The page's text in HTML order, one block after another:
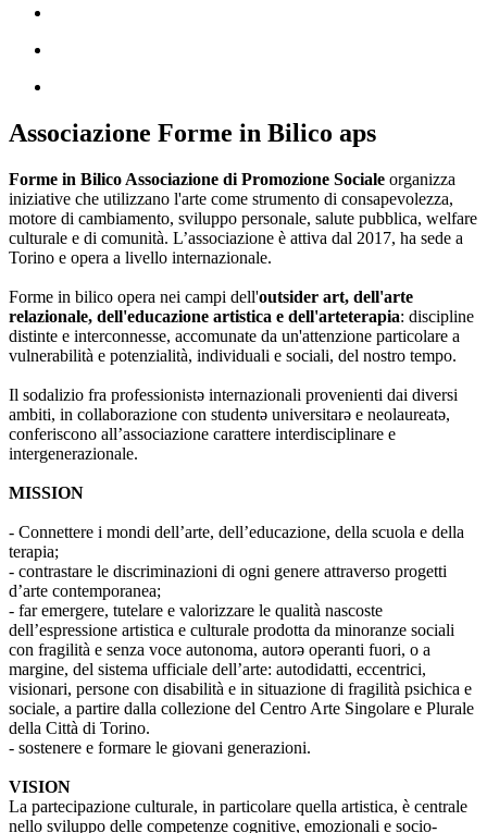
Associazione Forme in Bilico aps
Forme in Bilico Associazione di Promozione Sociale organizza
iniziative che utilizzano l'arte come strumento di consapevolezza,
motore di cambiamento, sviluppo personale, salute pubblica, welfare
culturale e di comunità. L’associazione è attiva dal 2017, ha sede a
Torino e opera a livello internazionale.
Forme in bilico opera nei campi dell'outsider art, dell'arte
relazionale, dell'educazione artistica e dell'arteterapia: discipline
distinte e interconnesse, accomunate da un'attenzione particolare a
vulnerabilità e potenzialità, individuali e sociali, del nostro tempo.
Il sodalizio fra professionistə internazionali provenienti dai diversi
ambiti, in collaborazione con studentə universitarə e neolaureatə,
conferiscono all’associazione carattere interdisciplinare e
intergenerazionale.
MISSION
- Connettere i mondi dell’arte, dell’educazione, della scuola e della
terapia;
- contrastare le discriminazioni di ogni genere attraverso progetti
d’arte contemporanea;
- far emergere, tutelare e valorizzare le qualità nascoste
dell’espressione artistica e culturale prodotta da minoranze sociali
con fragilità e senza voce autonoma, autorə operanti fuori, o a
margine, del sistema ufficiale dell’arte: autodidatti, eccentrici,
visionari, persone con disabilità e in situazione di fragilità psichica e
sociale, a partire dalla collezione del Centro Arte Singolare e Plurale
della Città di Torino.
- sostenere e formare le giovani generazioni.
VISION
La partecipazione culturale, in particolare quella artistica, è centrale
nello sviluppo delle competenze cognitive, emozionali e socio-